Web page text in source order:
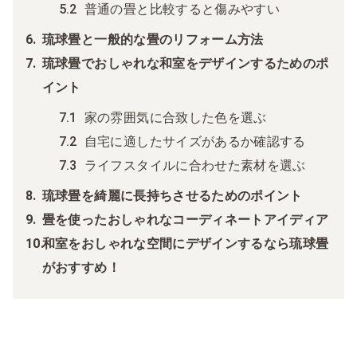
普通の畳と比較すると傷みやすい
琉球畳と一般的な畳のリフォーム方法
琉球畳でおしゃれな和室をデザインするためのポ
イント
家の雰囲気に合致した色を選ぶ
自宅に適したサイズがあるか確認する
ライフスタイルに合わせた素材を選ぶ
琉球畳を綺麗に長持ちさせるためのポイント
畳を使ったおしゃれなコーディネートアイディア
和室をおしゃれな空間にデザインするなら琉球畳
がおすすめ！